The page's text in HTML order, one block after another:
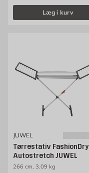
Læg i kurv
JUWEL
Tørrestativ FashionDry
Autostretch JUWEL
266 cm, 3.09 kg